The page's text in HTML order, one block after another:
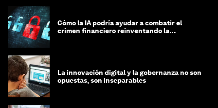
Cómo la IA podría ayudar a combatir el
crimen financiero reinventando la
La innovación digital y la gobernanza no son
opuestas, son inseparables